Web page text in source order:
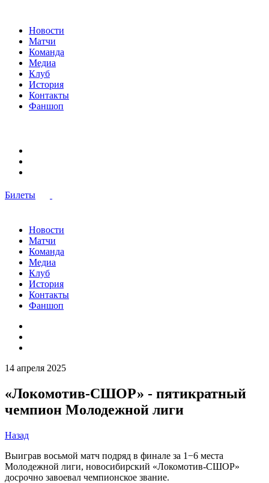
Новости
Матчи
Команда
Медиа
Клуб
История
Контакты
Фаншоп
Билеты
Новости
Матчи
Команда
Медиа
Клуб
История
Контакты
Фаншоп
14 апреля 2025
«Локомотив-СШОР» - пятикратный
чемпион Молодежной лиги
Назад
Выиграв восьмой матч подряд в финале за 1−6 места
Молодежной лиги, новосибирский «Локомотив-СШОР»
досрочно завоевал чемпионское звание.